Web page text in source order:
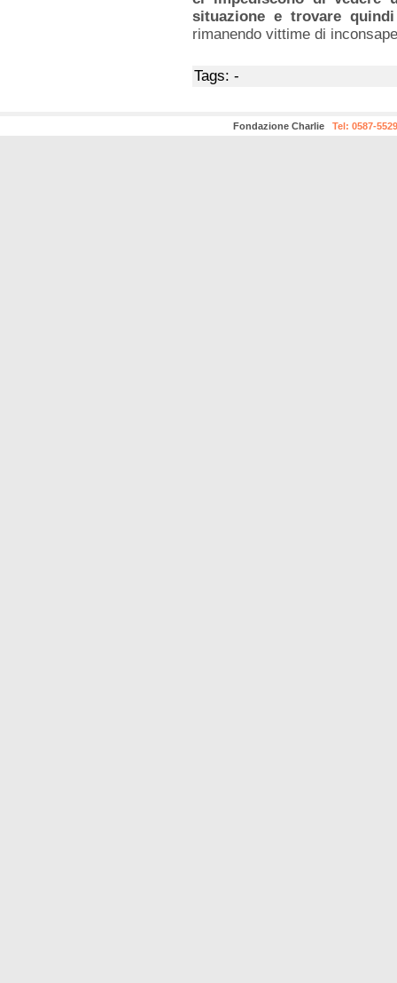
situazione e trovare
rimanendo vittime di
Tags: -
Fondazione CharlieTel: 0587-